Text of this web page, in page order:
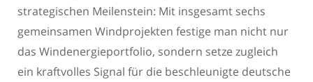
strategischen Meilenstein: Mit insgesamt sechs
gemeinsamen Windprojekten festige man nicht nur
das Windenergieportfolio, sondern setze zugleich
ein kraftvolles Signal für die beschleunigte deutsche